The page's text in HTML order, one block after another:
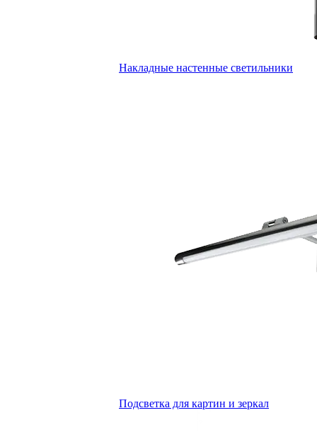
Накладные настенные светильники
Подсветка для картин и зеркал